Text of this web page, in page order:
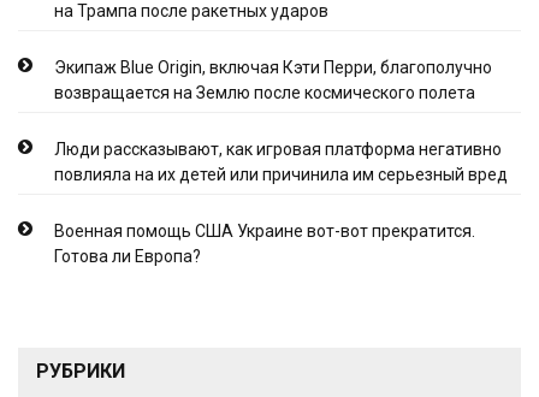
на Трампа после ракетных ударов
Экипаж Blue Origin, включая Кэти Перри, благополучно
возвращается на Землю после космического полета
Люди рассказывают, как игровая платформа негативно
повлияла на их детей или причинила им серьезный вред
Военная помощь США Украине вот-вот прекратится.
Готова ли Европа?
РУБРИКИ